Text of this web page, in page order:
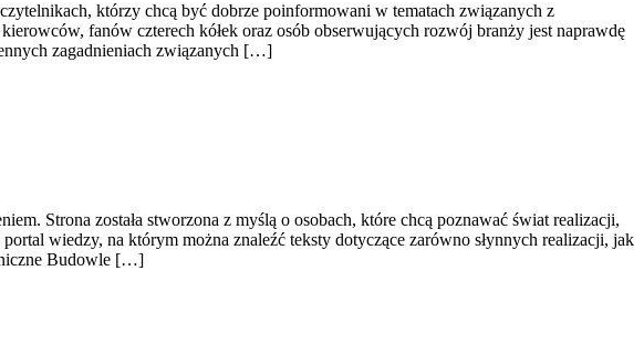
którzy chcą być dobrze poinformowani w tematach związanych z
fanów czterech kółek oraz osób obserwujących rozwój branży jest naprawdę
zagadnieniach związanych […]
Strona została stworzona z myślą o osobach, które chcą poznawać świat realizacji,
wiedzy, na którym można znaleźć teksty dotyczące zarówno słynnych realizacji, jak
Budowle […]